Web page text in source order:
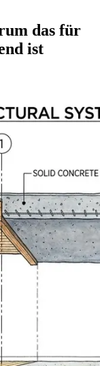
das für
ist